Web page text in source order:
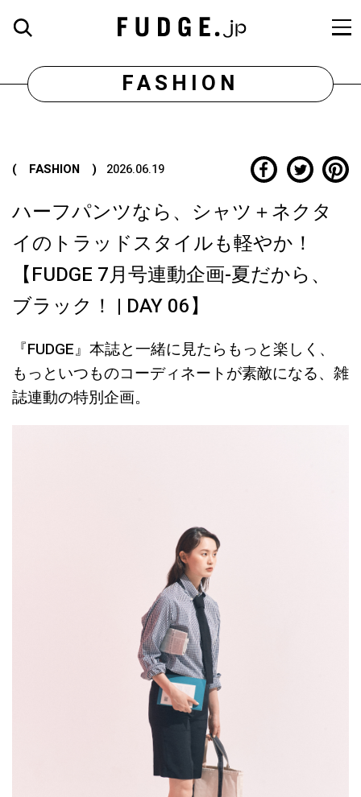
FASHION
( FASHION ) 2026.06.19
ハーフパンツなら、シャツ＋ネクタ
イのトラッドスタイルも軽やか！
【FUDGE 7月号連動企画-夏だから、
ブラック！ | DAY 06】
『FUDGE』本誌と一緒に見たらもっと楽しく、
もっといつものコーディネートが素敵になる、雑
誌連動の特別企画。